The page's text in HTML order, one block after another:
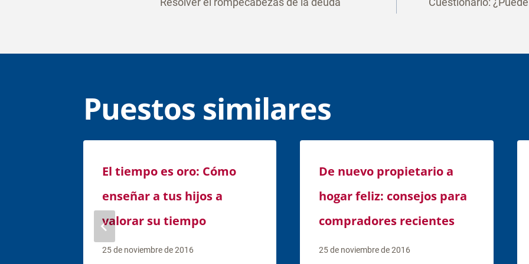
Puestos similares
El tiempo es oro: Cómo
enseñar a tus hijos a
valorar su tiempo
25 de noviembre de 2016
De nuevo propietario a
hogar feliz: consejos para
compradores recientes
25 de noviembre de 2016